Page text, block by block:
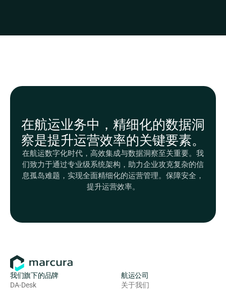
在航运业务中，精细化的数据洞
察是提升运营效率的关键要素。
在航运数字化时代，高效集成与数据洞察至关重要。我
们致力于通过专业级系统架构，助力企业攻克复杂的信
息孤岛难题，实现全面精细化的运营管理。保障安全，
提升运营效率。
我们旗下的品牌
DA-Desk
航运公司
关于我们